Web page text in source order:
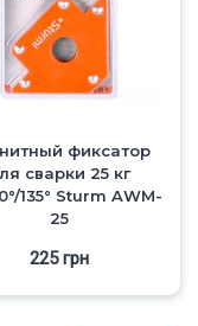
фиксатор
сварки 25 кг
135° Sturm AWM-
25
225грн